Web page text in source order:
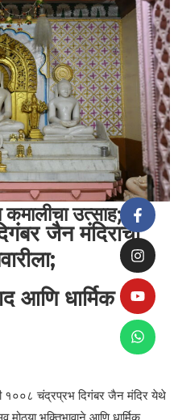
उत्साह;
जैन मंदिराची
आणि धार्मिक
१००८ चंद्रप्रभ दिगंबर जैन मंदिर येथे
मोठ्या भक्तिभावाने आणि धार्मिक